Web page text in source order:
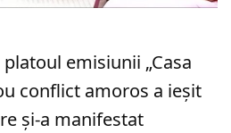
emisiunii „Casa
conflict amoros a ieșit
și-a manifestat